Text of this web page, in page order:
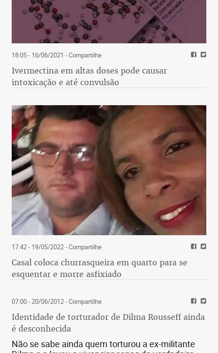
18:05 - 16/06/2021 - Compartilhe
Ivermectina em altas doses pode causar
intoxicação e até convulsão
17:42 - 19/05/2022- Compartilhe
Casal coloca churrasqueira em quarto para se
esquentar e morre asfixiado
07:00 - 20/06/2012- Compartilhe
Identidade de torturador de Dilma Rousseff ainda
é desconhecida
Não se sabe ainda quem torturou a ex-militante